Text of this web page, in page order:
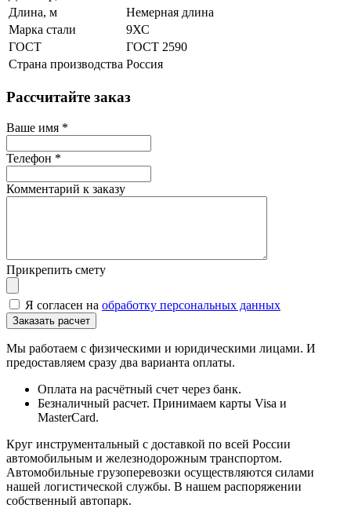
Длина, м
Немерная длина
Марка стали
9ХС
ГОСТ
ГОСТ 2590
Страна производства Россия
Рассчитайте заказ
Ваше имя *
Телефон *
Комментарий к заказу
Прикрепить смету
Я согласен на обработку персональных данных
Мы работаем с физическими и юридическими лицами. И
предоставляем сразу два варианта оплаты.
Оплата на расчётный счет через банк.
Безналичный расчет. Принимаем карты Visa и
MasterCard.
Круг инструментальный с доставкой по всей России
автомобильным и железнодорожным транспортом.
Автомобильные грузоперевозки осуществляются силами
нашей логистической службы. В нашем распоряжении
собственный автопарк.